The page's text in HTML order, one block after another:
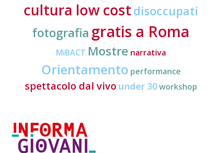
cultura low costdisoccupati
fotografia gratis a Roma
MiBACT Mostre narrativa
Orientamento performance
spettacolo dal vivo under 30workshop